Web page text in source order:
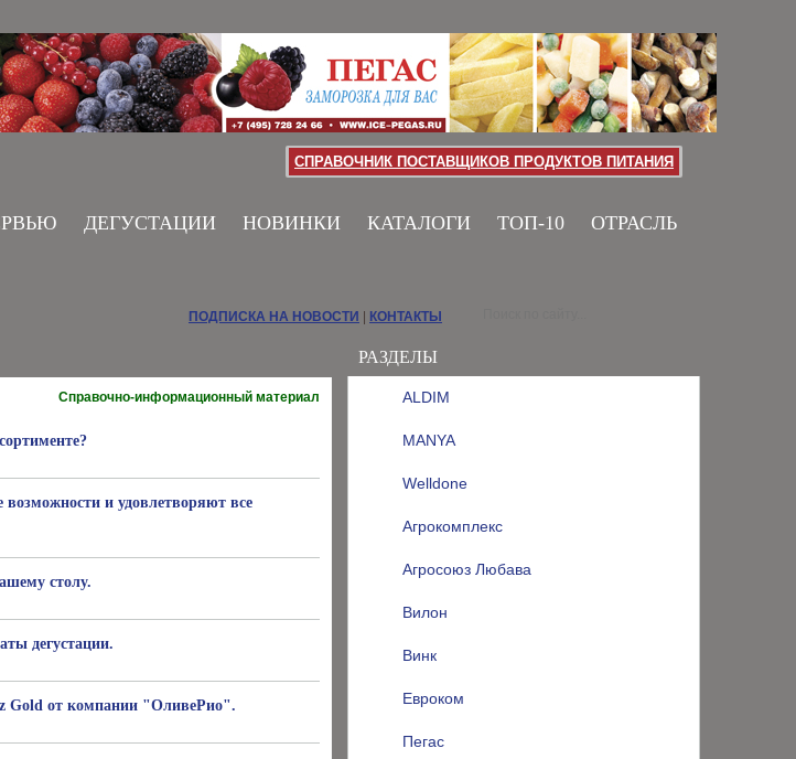
СПРАВОЧНИК ПОСТАВЩИКОВ ПРОДУКТОВ ПИТАНИЯ
ДЕГУСТАЦИИ НОВИНКИ КАТАЛОГИ ТОП-10 ОТРАСЛЬ
РАЗДЕЛЫ
ALDIM
MANYA
Welldone
Агрокомплекс
Агросоюз Любава
Вилон
Винк
Евроком
Пегас
ПОДПИСКА НА НОВОСТИ КОНТАКТЫ
Справочно-информационный материал
и удовлетворяют все
столу.
дегустации.
Gold от компании "ОливеРио".